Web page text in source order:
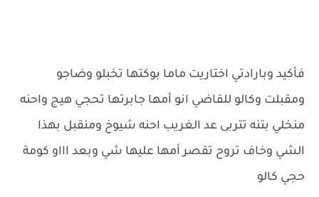
فأكيد وبارادتي اختاريت ماما بوكتها تخبلو وضاجو
ومقبلت وكالو للقاضي انو أمها جابرتها تحجي هيج واحنه
منخلي بتنه تتربى عد الغريب احنه شيوخ ومنقبل بهذا
الشي وخاف تروح تقصر أمها عليها شي وبعد اااو كومة
حجي كالو